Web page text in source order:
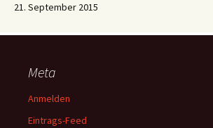
21. September 2015
Meta
Anmelden
Eintrags-Feed